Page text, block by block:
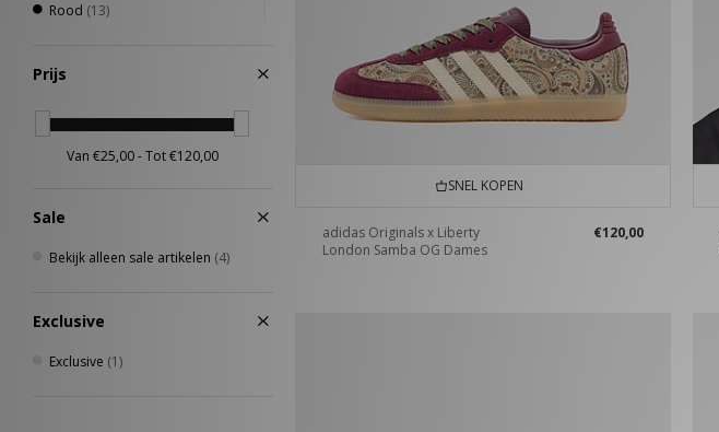
Rood (13)
Oranje
Paars
Crème(2)
Goud(1)
Prijs
Sale
Bekijk alleen sale artikelen (4)
Exclusive
Exclusive (1)
SNEL KOPEN
adidas Originals x Liberty
London Samba OG Dames
€120,00